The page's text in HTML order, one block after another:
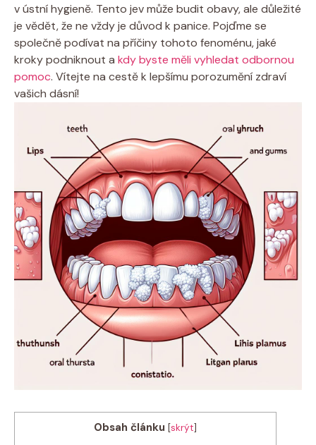
v ústní hygieně. Tento jev může budit obavy, ale důležité
je vědět, že ne vždy je důvod k panice. Pojďme se
společně podívat na příčiny tohoto fenoménu, jaké
kroky podniknout a kdy byste měli vyhledat odbornou
pomoc. Vítejte na cestě k lepšímu porozumění zdraví
vašich dásní!
Obsah článku [skrýt]